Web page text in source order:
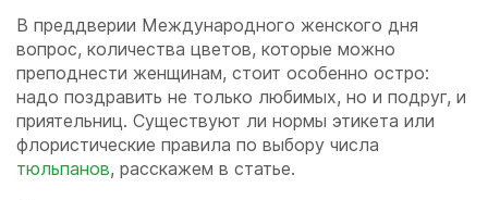
В преддверии Международного женского дня
вопрос, количества цветов, которые можно
преподнести женщинам, стоит особенно остро:
надо поздравить не только любимых, но и подруг, и
приятельниц. Существуют ли нормы этикета или
флористические правила по выбору числа
тюльпанов, расскажем в статье.